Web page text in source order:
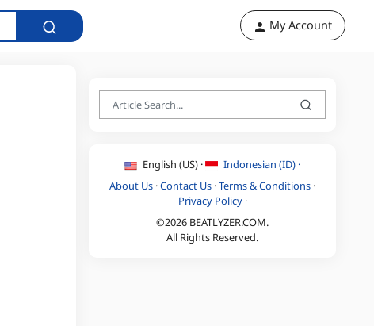
My Account
English (US) ·
Indonesian (ID) ·
About Us ·Contact Us ·Terms & Conditions ·
Privacy Policy·
©2026 BEATLYZER.COM.
All Rights Reserved.